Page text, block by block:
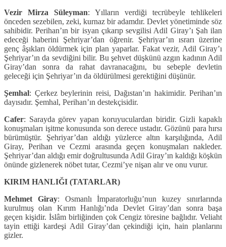
Vezir Mirza Süleyman: Yılların verdiği tecrübeyle tehlikeleri
önceden sezebilen, zeki, kurnaz bir adamdır. Devlet yönetiminde söz
sahibidir. Perihan’ın bir isyan çıkarıp sevgilisi Adil Giray’ı Şah ilan
edeceği haberini Şehriyar’dan öğrenir. Şehriyar’ın ısrarı üzerine
genç âşıkları öldürmek için plan yaparlar. Fakat vezir, Adil Giray’ı
Şehriyar’ın da sevdiğini bilir. Bu şehvet düşkünü azgın kadının Adil
Giray’dan sonra da rahat davranacağını, bu sebeple devletin
geleceği için Şehriyar’ın da öldürülmesi gerektiğini düşünür.
Şemhal: Çerkez beylerinin reisi, Dağıstan’ın hakimidir. Perihan’ın
dayısıdır. Şemhal, Perihan’ın destekçisidir.
Cafer: Sarayda görev yapan koruyuculardan biridir. Gizli kapaklı
konuşmaları işitme konusunda son derece ustadır. Gözünü para hırsı
bürümüştür. Şehriyar’dan aldığı yüzlerce altın karşılığında, Adil
Giray, Perihan ve Cezmi arasında geçen konuşmaları nakleder.
Şehriyar’dan aldığı emir doğrultusunda Adil Giray’ın kaldığı köşkün
önünde gizlenerek nöbet tutar, Cezmi’ye nişan alır ve onu vurur.
KIRIM HANLIĞI (TATARLAR)
Mehmet Giray: Osmanlı İmparatorluğu’nun kuzey sınırlarında
kurulmuş olan Kırım Hanlığı’nda Devlet Giray’dan sonra başa
geçen kişidir. İslâm birliğinden çok Cengiz töresine bağlıdır. Veliaht
tayin ettiği kardeşi Adil Giray’dan çekindiği için, hain planlarını
gizler.